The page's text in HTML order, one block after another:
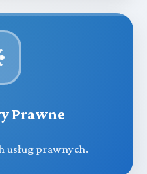
Prawne
usług prawnych.